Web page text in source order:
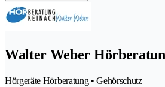
Walter Weber
Hörgeräte Hörberatung • Gehörschutz